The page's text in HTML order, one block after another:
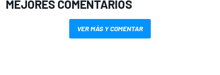
MEJORES COMENTARIOS
VER MÁS Y COMENTAR